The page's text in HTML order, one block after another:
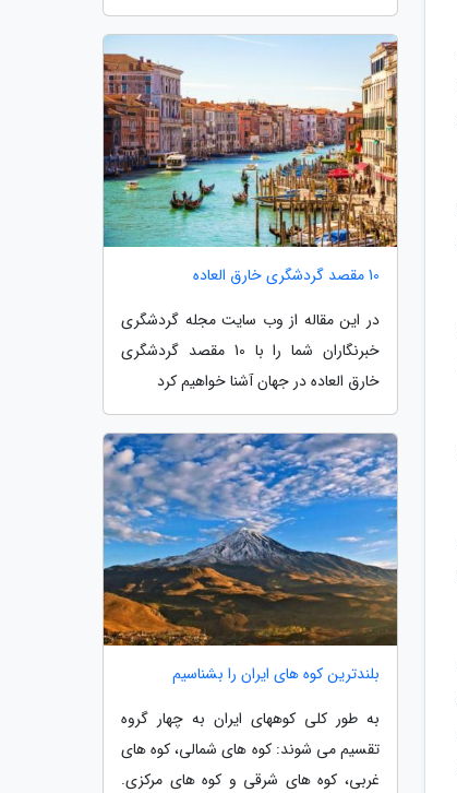
10 مقصد گردشگری خارق العاده
در این مقاله از وب سایت مجله گردشگری
خبرنگاران شما را با 10 مقصد گردشگری
خارق العاده در جهان آشنا خواهیم کرد
بلندترین کوه های ایران را بشناسیم
به طور کلی کوههای ایران به چهار گروه
تقسیم می شوند: کوه های شمالی، کوه های
غربی، کوه های شرقی و کوه های مرکزی.